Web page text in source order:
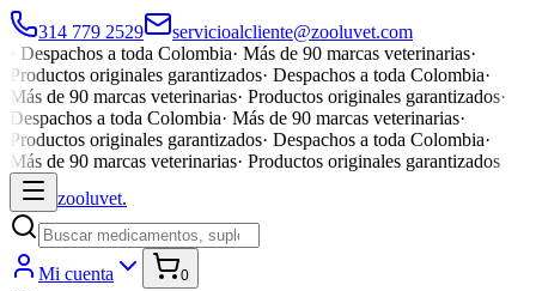
314 779 2529
servicioalcliente@zooluvet.com
Despachos a toda Colombia· Más de 90 marcas veterinarias·
Productos originales garantizados· Despachos a toda Colombia·
Más de 90 marcas veterinarias· Productos originales garantizados·
Despachos a toda Colombia· Más de 90 marcas veterinarias·
Productos originales garantizados· Despachos a toda Colombia·
Más de 90 marcas veterinarias· Productos originales garantizados
zooluvet.
Mi cuenta 0